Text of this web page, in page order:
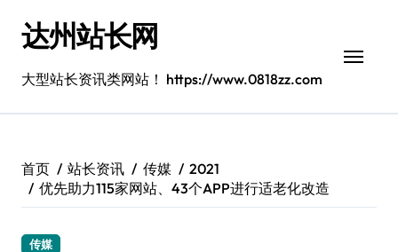
达州站长网
大型站长资讯类网站！ https://www.0818zz.com
首页 站长资讯 传媒
2021
优先助力115家网站、43个APP进行适老化改造
传媒